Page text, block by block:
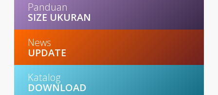
Panduan
SIZE UKURAN
News
UPDATE
Katalog
DOWNLOAD